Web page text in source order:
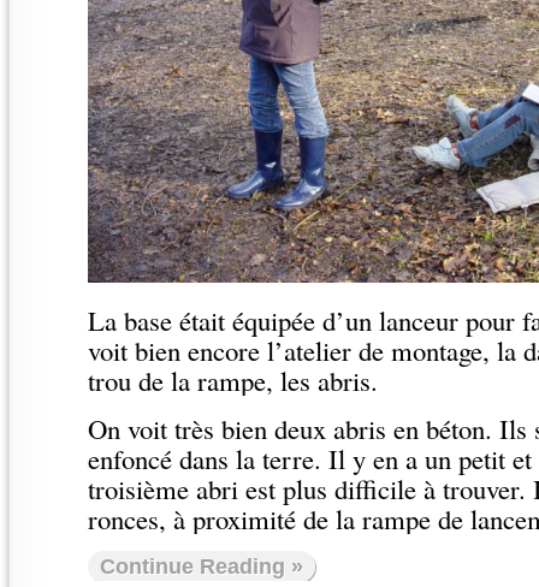
La base était équipée d’un lanceur pour
voit bien encore l’atelier de montage, la
trou de la rampe, les abris.
On voit très bien deux abris en béton. Ils
enfoncé dans la terre. Il y en a un petit
troisième abri est plus difficile à trouver.
ronces, à proximité de la rampe de
Continue Reading »